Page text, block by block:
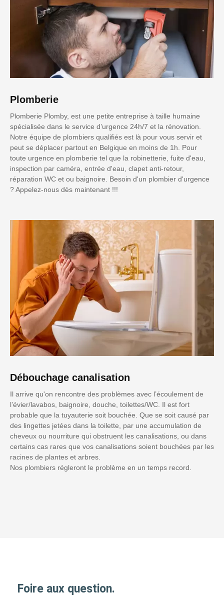
Plomberie
Plomberie Plomby, est une petite entreprise à taille humaine
spécialisée dans le service d’urgence 24h/7 et la rénovation.
Notre équipe de plombiers qualifiés est là pour vous servir et
peut se déplacer partout en Belgique en moins de 1h. Pour
toute urgence en plomberie tel que la robinetterie, fuite d'eau,
inspection par caméra, entrée d'eau, clapet anti-retour,
réparation WC et ou baignoire. Besoin d'un plombier d'urgence
? Appelez-nous dès maintenant !!!
Débouchage canalisation
Il arrive qu'on rencontre des problèmes avec l’écoulement de
l’évier/lavabos, baignoire, douche, toilettes/WC. Il est fort
probable que la tuyauterie soit bouchée. Que se soit causé par
des lingettes jetées dans la toilette, par une accumulation de
cheveux ou nourriture qui obstruent les canalisations, ou dans
certains cas rares que vos canalisations soient bouchées par les
racines de plantes et arbres.
Nos plombiers régleront le problème en un temps record.
Foire aux question.